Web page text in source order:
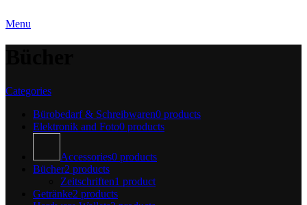
Menu
Categories
Bürobedarf & Schreibwaren0 products
Elektronik and Foto0 products
Accessories0 products
Bücher2 products
Zeitschriften1 product
Getränke2 products